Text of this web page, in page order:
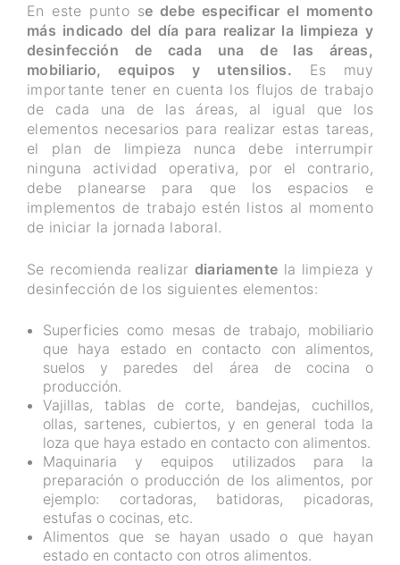
En este punto se debe especificar el momento
más indicado del día para realizar la limpieza y
desinfección de cada una de las áreas,
mobiliario, equipos y utensilios. Es muy
importante tener en cuenta los flujos de trabajo
de cada una de las áreas, al igual que los
elementos necesarios para realizar estas tareas,
el plan de limpieza nunca debe interrumpir
ninguna actividad operativa, por el contrario,
debe planearse para que los espacios e
implementos de trabajo estén listos al momento
de iniciar la jornada laboral.
Se recomienda realizar diariamente la limpieza y
desinfección de los siguientes elementos:
Superficies como mesas de trabajo, mobiliario
que haya estado en contacto con alimentos,
suelos y paredes del área de cocina o
producción.
Vajillas, tablas de corte, bandejas, cuchillos,
ollas, sartenes, cubiertos, y en general toda la
loza que haya estado en contacto con alimentos.
Maquinaria y equipos utilizados para la
preparación o producción de los alimentos, por
ejemplo: cortadoras, batidoras, picadoras,
estufas o cocinas, etc.
Alimentos que se hayan usado o que hayan
estado en contacto con otros alimentos.